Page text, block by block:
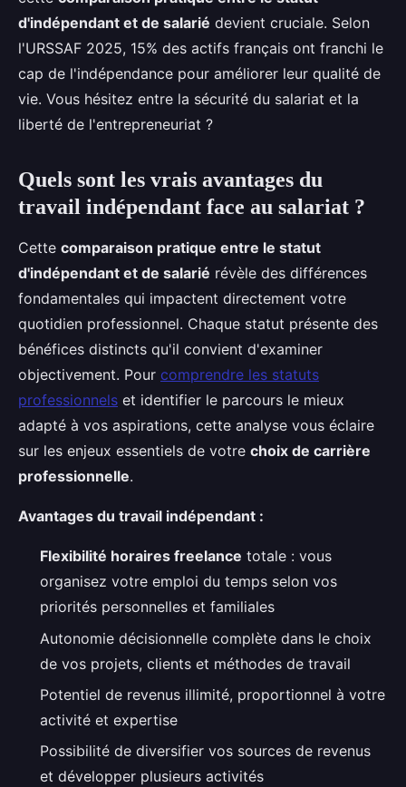
d'indépendant et de salarié devient cruciale. Selon
l'URSSAF 2025, 15% des actifs français ont franchi le
cap de l'indépendance pour améliorer leur qualité de
vie. Vous hésitez entre la sécurité du salariat et la
liberté de l'entrepreneuriat ?
Quels sont les vrais avantages du
travail indépendant face au salariat ?
Cette comparaison pratique entre le statut
d'indépendant et de salarié révèle des différences
fondamentales qui impactent directement votre
quotidien professionnel. Chaque statut présente des
bénéfices distincts qu'il convient d'examiner
objectivement. Pour comprendre les statuts
professionnels et identifier le parcours le mieux
adapté à vos aspirations, cette analyse vous éclaire
sur les enjeux essentiels de votre choix de carrière
professionnelle.
Avantages du travail indépendant :
Flexibilité horaires freelance totale : vous
organisez votre emploi du temps selon vos
priorités personnelles et familiales
Autonomie décisionnelle complète dans le choix
de vos projets, clients et méthodes de travail
Potentiel de revenus illimité, proportionnel à votre
activité et expertise
Possibilité de diversifier vos sources de revenus
et développer plusieurs activités